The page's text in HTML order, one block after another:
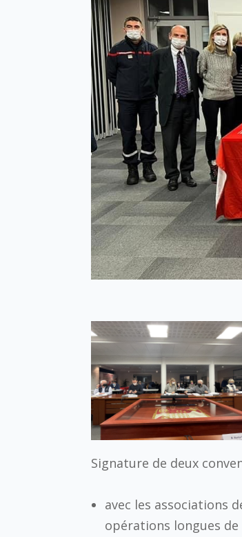
Signature de deux
avec les associations
opérations longues